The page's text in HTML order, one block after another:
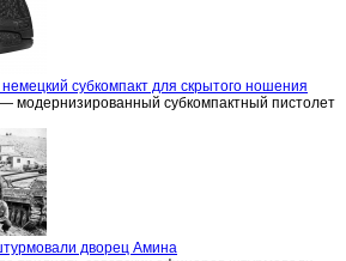
субкомпакт для скрытого ношения
модернизированный субкомпактный пистолет
дворец Амина